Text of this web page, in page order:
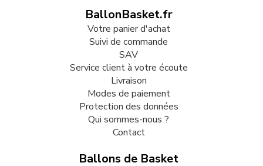
BallonBasket.fr
Votre panier d'achat
Suivi de commande
SAV
Service client à votre écoute
Livraison
Modes de paiement
Protection des données
Qui sommes-nous ?
Contact
Ballons de Basket